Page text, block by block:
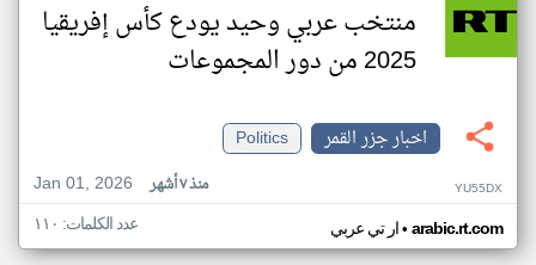
منتخب عربي وحيد يودع كأس إفريقيا
2025 من دور المجموعات
اخبار جزر القمر
Politics
Jan 01, 2026
منذ ٧ أشهر YU55DX
ار تي عربي• arabic.rt.com عدد الكلمات: ١١٠